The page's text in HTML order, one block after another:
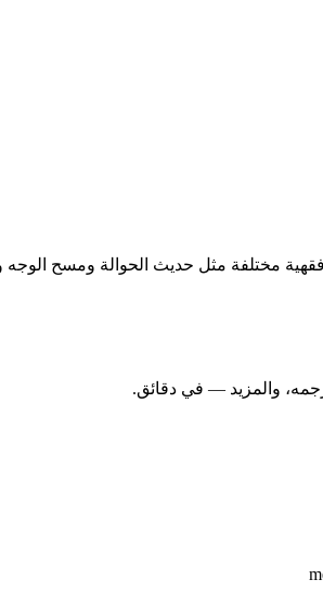
مختلفة مثل حديث الحوالة ومسح الوجه